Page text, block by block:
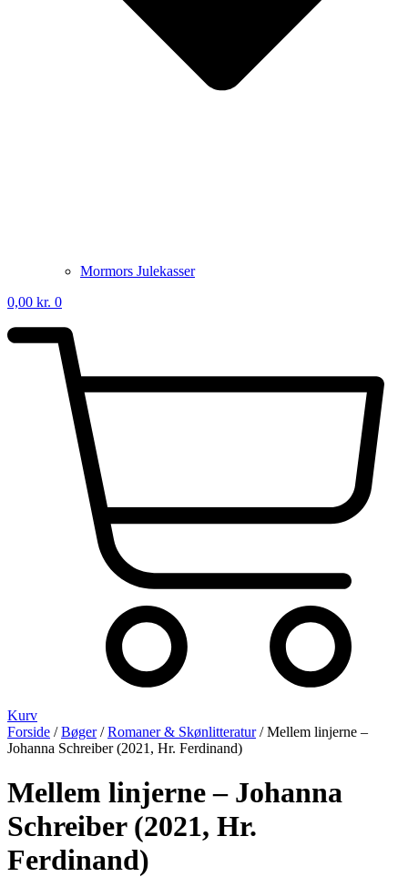
Mormors Julekasser
0,00 kr. 0
Kurv
Forside /Bøger/Romaner & Skønlitteratur/ Mellem linjerne –
Johanna Schreiber (2021, Hr. Ferdinand)
Mellem linjerne – Johanna
Schreiber (2021, Hr.
Ferdinand)